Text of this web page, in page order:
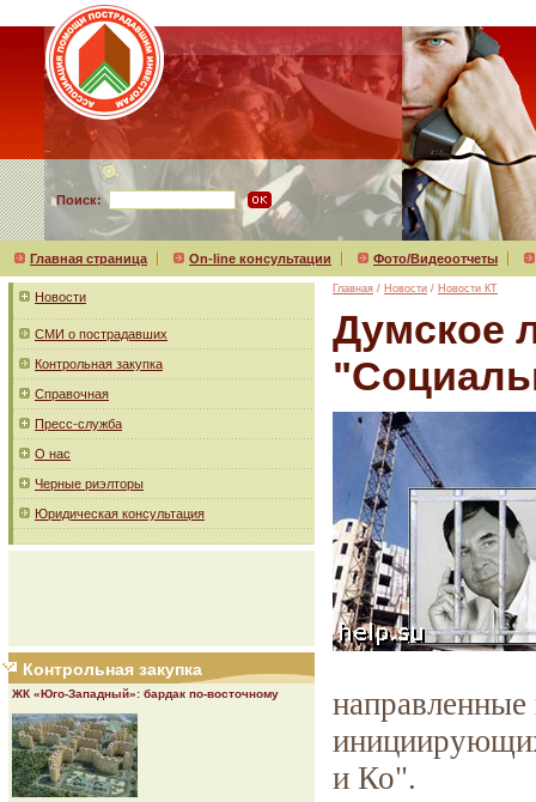
Поиск:
Главная страница On-line консультации Фото/Видеоотчеты
Новости
СМИ о пострадавших
Контрольная закупка
Справочная
Пресс-служба
О нас
Черные риэлторы
Юридическая консультация
Контрольная закупка
ЖК «Юго-Западный»: бардак по-восточному
Главная / Новости / Новости КТ
Думское
и Ко".